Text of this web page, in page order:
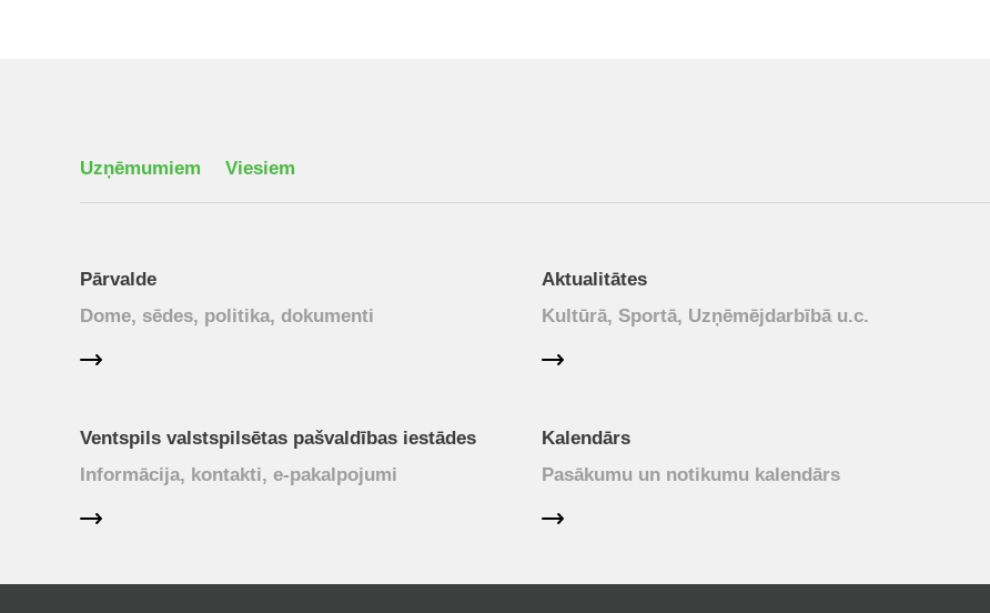
Uzņēmumiem Viesiem
Pārvalde
Dome, sēdes, politika, dokumenti
Aktualitātes
Kultūrā, Sportā, Uzņēmējdarbībā u.c.
Ventspils valstspilsētas pašvaldības iestādes
Informācija, kontakti, e-pakalpojumi
Kalendārs
Pasākumu un notikumu kalendārs